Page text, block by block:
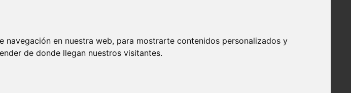
en nuestra web, para mostrarte contenidos personalizados y
de donde llegan nuestros visitantes.